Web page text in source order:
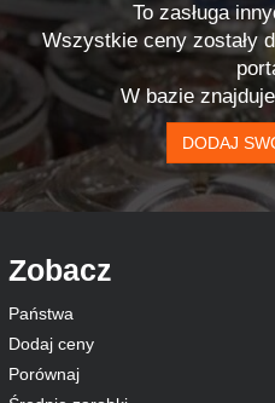
To zasługa
Wszystkie ceny zostały
W bazie
DODAJ
Zobacz
Państwa
Dodaj ceny
Porównaj